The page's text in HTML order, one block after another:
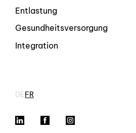
Entlastung
Gesundheitsversorgung
Integration
DEFR
LinkedIn Facebook